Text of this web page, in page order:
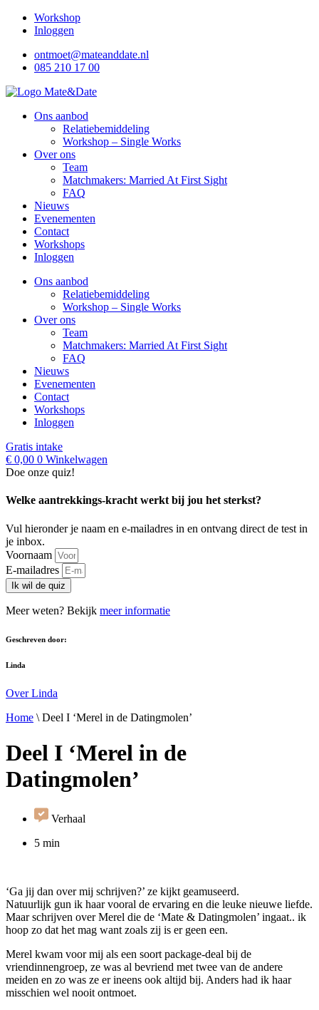
naar
inhoud
Workshop
Inloggen
ontmoet@mateanddate.nl
085 210 17 00
Ons aanbod
Relatiebemiddeling
Workshop – Single Works
Over ons
Team
Matchmakers: Married At First Sight
FAQ
Nieuws
Evenementen
Contact
Workshops
Inloggen
Ons aanbod
Relatiebemiddeling
Workshop – Single Works
Over ons
Team
Matchmakers: Married At First Sight
FAQ
Nieuws
Evenementen
Contact
Workshops
Inloggen
Gratis intake
€ 0,00 0 Winkelwagen
Doe onze quiz!
Welke aantrekkings-kracht werkt bij jou het sterkst?
Vul hieronder je naam en e-mailadres in en ontvang direct de test in
je inbox.
Voornaam
E-mailadres
Ik wil de quiz
Meer weten? Bekijk meer informatie
Geschreven door:
Linda
Over Linda
Home \Deel I ‘Merel in de Datingmolen’
Deel I ‘Merel in de
Datingmolen’
Verhaal
5 min
‘Ga jij dan over mij schrijven?’ ze kijkt geamuseerd.
Natuurlijk gun ik haar vooral de ervaring en die leuke nieuwe liefde.
Maar schrijven over Merel die de ‘Mate & Datingmolen’ ingaat.. ik
hoop zo dat het mag want zoals zij is er geen een.
Merel kwam voor mij als een soort package-deal bij de
vriendinnengroep, ze was al bevriend met twee van de andere
meiden en zo was ze er ineens ook altijd bij. Anders had ik haar
misschien wel nooit ontmoet.